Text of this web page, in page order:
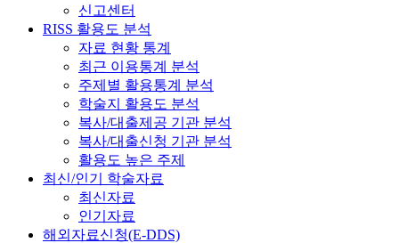
신고센터
RISS 활용도 분석
자료 현황 통계
최근 이용통계 분석
주제별 활용통계 분석
학술지 활용도 분석
복사/대출제공 기관 분석
복사/대출신청 기관 분석
활용도 높은 주제
최신/인기 학술자료
최신자료
인기자료
해외자료신청(E-DDS)